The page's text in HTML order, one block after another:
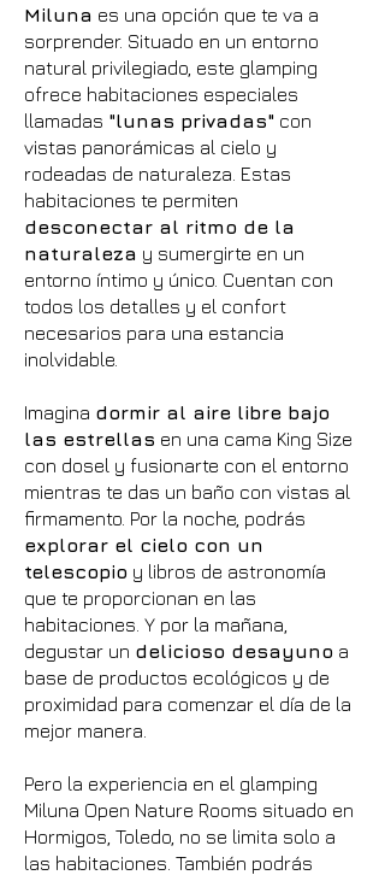
Miluna es una opción que te va a
sorprender. Situado en un entorno
natural privilegiado, este glamping
ofrece habitaciones especiales
llamadas "lunas privadas" con
vistas panorámicas al cielo y
rodeadas de naturaleza. Estas
habitaciones te permiten
desconectar al ritmo de la
naturaleza y sumergirte en un
entorno íntimo y único. Cuentan con
todos los detalles y el confort
necesarios para una estancia
inolvidable.
Imagina dormir al aire libre bajo
las estrellas en una cama King Size
con dosel y fusionarte con el entorno
mientras te das un baño con vistas al
firmamento. Por la noche, podrás
explorar el cielo con un
telescopio y libros de astronomía
que te proporcionan en las
habitaciones. Y por la mañana,
degustar un delicioso desayuno a
base de productos ecológicos y de
proximidad para comenzar el día de la
mejor manera.
Pero la experiencia en el glamping
Miluna Open Nature Rooms situado en
Hormigos, Toledo, no se limita solo a
las habitaciones. También podrás